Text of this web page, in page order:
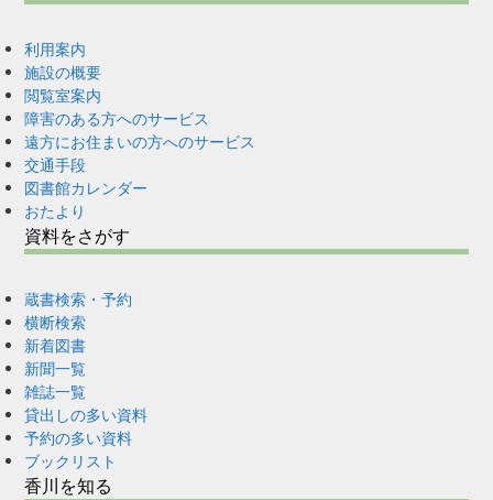
利用案内
施設の概要
閲覧室案内
障害のある方へのサービス
遠方にお住まいの方へのサービス
交通手段
図書館カレンダー
おたより
資料をさがす
蔵書検索・予約
横断検索
新着図書
新聞一覧
雑誌一覧
貸出しの多い資料
予約の多い資料
ブックリスト
香川を知る